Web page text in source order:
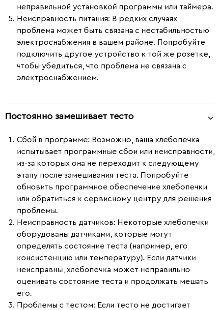
неправильной установкой программы или таймера.
Неисправность питания: В редких случаях
проблема может быть связана с нестабильностью
электроснабжения в вашем районе. Попробуйте
подключить другое устройство к той же розетке,
чтобы убедиться, что проблема не связана с
электроснабжением.
Постоянно замешивает тесто
Сбой в программе: Возможно, ваша хлебопечка
испытывает программные сбои или неисправности,
из-за которых она не переходит к следующему
этапу после замешивания теста. Попробуйте
обновить программное обеспечение хлебопечки
или обратиться к сервисному центру для решения
проблемы.
Неисправность датчиков: Некоторые хлебопечки
оборудованы датчиками, которые могут
определять состояние теста (например, его
консистенцию или температуру). Если датчики
неисправны, хлебопечка может неправильно
оценивать состояние теста и продолжать мешать
его.
Проблемы с тестом: Если тесто не достигает